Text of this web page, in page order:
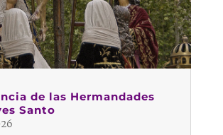
de las Hermandades
Santo